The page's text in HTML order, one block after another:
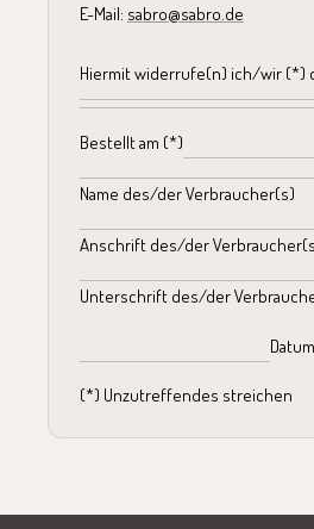
E-Mail: sabro@sabro.de
Hiermit widerrufe(n) ich/wir (*)
Bestellt am (*)
Name des/der Verbraucher(s)
Anschrift des/der
Unterschrift des/der
Datum
(*) Unzutreffendes streichen